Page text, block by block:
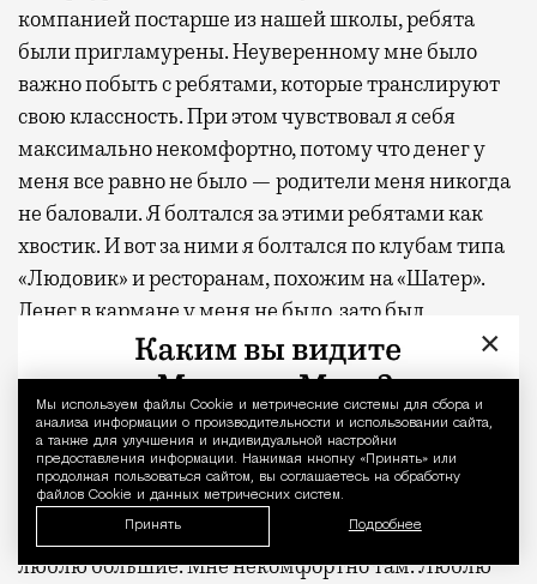
Уведомление
Мы используем файлы Сookie и метрические системы для сбора и
анализа информации о производительности и использовании сайта,
а также для улучшения и индивидуальной настройки
предоставления информации. Нажимая кнопку «Принять» или
продолжая пользоваться сайтом, вы соглашаетесь на обработку
файлов Cookie и данных метрических систем.
Принять Подробнее
компанией постарше из нашей школы, ребята
были пригламурены. Неуверенному мне было
важно побыть с ребятами, которые транслируют
свою классность. При этом чувствовал я себя
максимально некомфортно, потому что денег у
меня все равно не было — родители меня никогда
не баловали. Я болтался за этими ребятами как
хвостик. И вот за ними я болтался по клубам типа
«Людовик» и ресторанам, похожим на «Шатер».
Денег в кармане у меня не было, зато был
страшный дискомфорт. С тех пор тусовочные
места не мое.
Нелюбимые районы…
Мне не нравится все глобальное, где надо далеко
из конца в конец идти. Я и магазины тоже не
люблю большие. Мне некомфортно там. Люблю
×